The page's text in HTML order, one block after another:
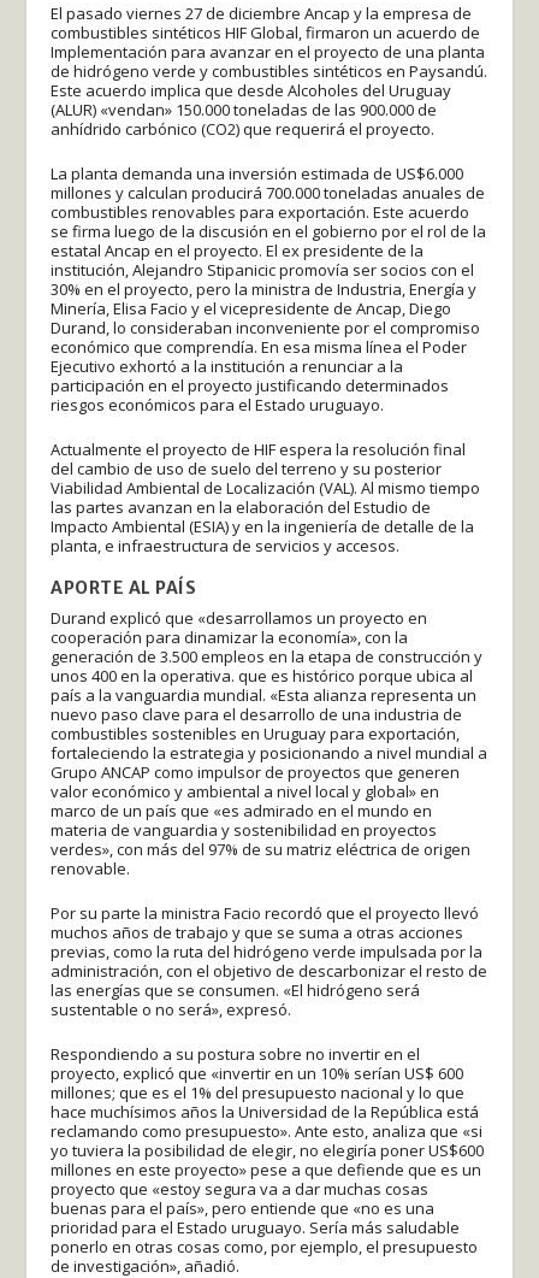
El pasado viernes 27 de diciembre Ancap y la empresa de
combustibles sintéticos HIF Global, firmaron un acuerdo de
Implementación para avanzar en el proyecto de una planta
de hidrógeno verde y combustibles sintéticos en Paysandú.
Este acuerdo implica que desde Alcoholes del Uruguay
(ALUR) «vendan» 150.000 toneladas de las 900.000 de
anhídrido carbónico (CO2) que requerirá el proyecto.
La planta demanda una inversión estimada de US$6.000
millones y calculan producirá 700.000 toneladas anuales de
combustibles renovables para exportación. Este acuerdo
se firma luego de la discusión en el gobierno por el rol de la
estatal Ancap en el proyecto. El ex presidente de la
institución, Alejandro Stipanicic promovía ser socios con el
30% en el proyecto, pero la ministra de Industria, Energía y
Minería, Elisa Facio y el vicepresidente de Ancap, Diego
Durand, lo consideraban inconveniente por el compromiso
económico que comprendía. En esa misma línea el Poder
Ejecutivo exhortó a la institución a renunciar a la
participación en el proyecto justificando determinados
riesgos económicos para el Estado uruguayo.
Actualmente el proyecto de HIF espera la resolución final
del cambio de uso de suelo del terreno y su posterior
Viabilidad Ambiental de Localización (VAL). Al mismo tiempo
las partes avanzan en la elaboración del Estudio de
Impacto Ambiental (ESIA) y en la ingeniería de detalle de la
planta, e infraestructura de servicios y accesos.
APORTE AL PAÍS
Durand explicó que «desarrollamos un proyecto en
cooperación para dinamizar la economía», con la
generación de 3.500 empleos en la etapa de construcción y
unos 400 en la operativa. que es histórico porque ubica al
país a la vanguardia mundial. «Esta alianza representa un
nuevo paso clave para el desarrollo de una industria de
combustibles sostenibles en Uruguay para exportación,
fortaleciendo la estrategia y posicionando a nivel mundial a
Grupo ANCAP como impulsor de proyectos que generen
valor económico y ambiental a nivel local y global» en
marco de un país que «es admirado en el mundo en
materia de vanguardia y sostenibilidad en proyectos
verdes», con más del 97% de su matriz eléctrica de origen
renovable.
Por su parte la ministra Facio recordó que el proyecto llevó
muchos años de trabajo y que se suma a otras acciones
previas, como la ruta del hidrógeno verde impulsada por la
administración, con el objetivo de descarbonizar el resto de
las energías que se consumen. «El hidrógeno será
sustentable o no será», expresó.
Respondiendo a su postura sobre no invertir en el
proyecto, explicó que «invertir en un 10% serían US$ 600
millones; que es el 1% del presupuesto nacional y lo que
hace muchísimos años la Universidad de la República está
reclamando como presupuesto». Ante esto, analiza que «si
yo tuviera la posibilidad de elegir, no elegiría poner US$600
millones en este proyecto» pese a que defiende que es un
proyecto que «estoy segura va a dar muchas cosas
buenas para el país», pero entiende que «no es una
prioridad para el Estado uruguayo. Sería más saludable
ponerlo en otras cosas como, por ejemplo, el presupuesto
de investigación», añadió.